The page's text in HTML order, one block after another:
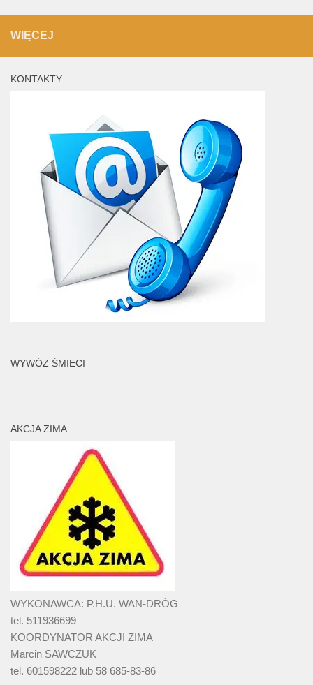
WIĘCEJ
KONTAKTY
WYWÓZ ŚMIECI
AKCJA ZIMA
WYKONAWCA: P.H.U. WAN-DRÓG
tel. 511936699
KOORDYNATOR AKCJI ZIMA
Marcin SAWCZUK
tel. 601598222 lub 58 685-83-86